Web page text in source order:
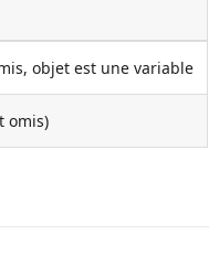
objet est une variable
omis)